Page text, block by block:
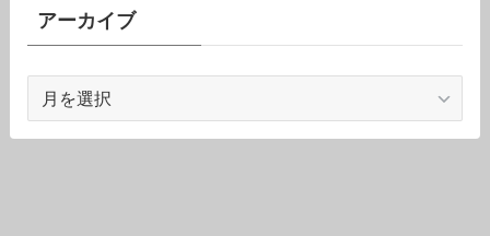
ーアーカイブ
カ